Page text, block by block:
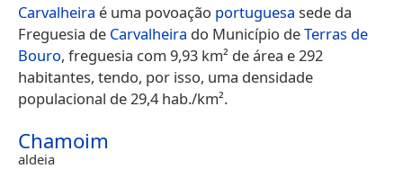
Carvalheira é uma povoação portuguesa sede da
Freguesia de Carvalheira do Município deTerras de
Bouro, freguesia com 9,93 km² de área e 292
habitantes, tendo, por isso, uma densidade
populacional de 29,4 hab./km².
Chamoim
aldeia